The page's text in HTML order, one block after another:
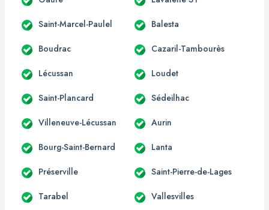
Saint-Marcel-Paulel Balesta
Boudrac Cazaril-Tambourès
Lécussan Loudet
Saint-Plancard Sédeilhac
Villeneuve-Lécussan Aurin
Bourg-Saint-Bernard Lanta
Préserville Saint-Pierre-de-Lages
Tarabel Vallesvilles